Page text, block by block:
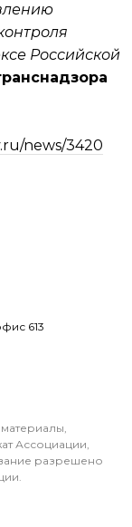
Российской
news/3420
613
Ассоциации,
разрешено